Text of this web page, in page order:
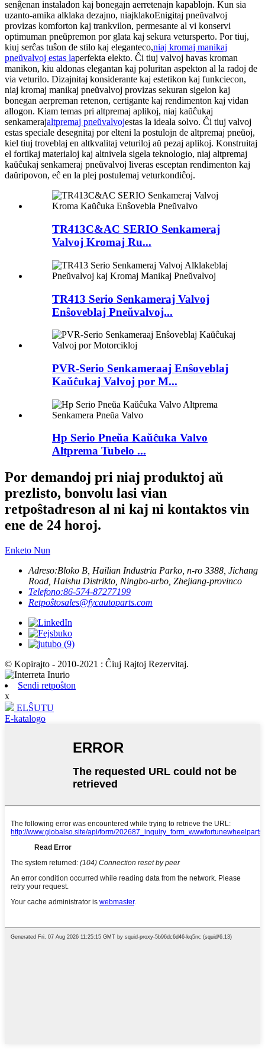
senĝenan instaladon kaj bonegajn aerretenajn kapablojn. Kun sia
uzanto-amika alklaka dezajno, niajklakoEnigitaj pneŭvalvoj
provizas komforton kaj trankvilon, permesante al vi konservi
optimuman pneŭpremon por glata kaj sekura vetursperto. Por tiuj,
kiuj serĉas tuŝon de stilo kaj eleganteco,niaj kromaj manikaj
pneŭvalvoj estas laperfekta elekto. Ĉi tiuj valvoj havas kroman
manikon, kiu aldonas elegantan kaj poluritan aspekton al la radoj de
via veturilo. Dizajnitaj konsiderante kaj estetikon kaj funkciecon,
niaj kromaj manikaj pneŭvalvoj provizas sekuran sigelon kaj
bonegan aerpreman retenon, certigante kaj rendimenton kaj vidan
allogon. Kiam temas pri altpremaj aplikoj, niaj kaŭĉukaj
senkamerajaltpremaj pneŭvalvojestas la ideala solvo. Ĉi tiuj valvoj
estas speciale desegnitaj por elteni la postulojn de altpremaj pneŭoj,
kiel tiuj troveblaj en altkvalitaj veturiloj aŭ pezaj aplikoj. Konstruitaj
el fortikaj materialoj kaj altnivela sigela teknologio, niaj altpremaj
kaŭĉukaj senkameraj pneŭvalvoj liveras esceptan rendimenton kaj
daŭripovon, eĉ en la plej postulemaj veturkondiĉoj.
TR413C&AC SERIO Senkameraj
Valvoj Kromaj Ru...
TR413 Serio Senkameraj Valvoj
Enŝoveblaj Pneŭvalvoj...
PVR-Serio Senkameraaj Enŝoveblaj
Kaŭĉukaj Valvoj por M...
Hp Serio Pneŭa Kaŭĉuka Valvo
Altprema Tubelo ...
Por demandoj pri niaj produktoj aŭ
prezlisto, bonvolu lasi vian
retpoŝtadreson al ni kaj ni kontaktos vin
ene de 24 horoj.
Enketo Nun
Adreso:Bloko B, Hailian Industria Parko, n-ro 3388, Jichang
Road, Haishu Distrikto, Ningbo-urbo, Zhejiang-provinco
Telefono:86-574-87277199
Retpoŝtosales@fycautoparts.com
© Kopirajto - 2010-2021 : Ĉiuj Rajtoj Rezervitaj.
Sendi retpoŝton
x
ELŜUTU
E-katalogo